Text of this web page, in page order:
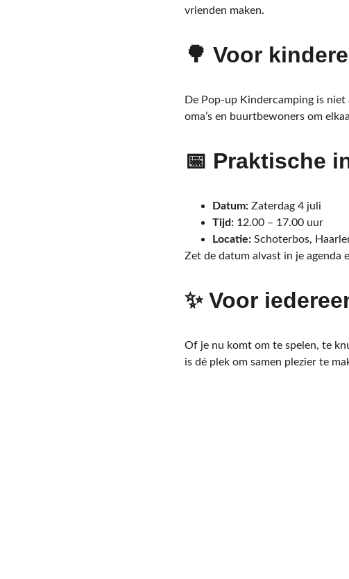
vrienden maken.
🌳 Voor
De Pop‑up Kindercamping is
oma’s en buurtbewoners om
📅 Praktische
Datum: Zaterdag 4 juli
Tijd: 12.00 – 17.00 uur
Locatie: Schoterbos,
Zet de datum alvast in je agenda
✨ Voor
Of je nu komt om te spelen, te
is dé plek om samen plezier te